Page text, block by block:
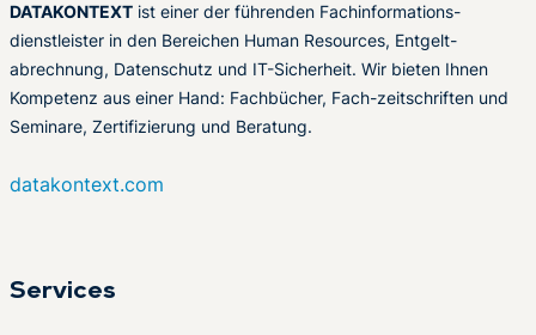
DATAKONTEXT ist einer der führenden Fachinformations-
dienstleister in den Bereichen Human Resources, Entgelt-
abrechnung, Datenschutz und IT-Sicherheit. Wir bieten Ihnen
Kompetenz aus einer Hand: Fachbücher, Fach-zeitschriften und
Seminare, Zertifizierung und Beratung.
datakontext.com
Services